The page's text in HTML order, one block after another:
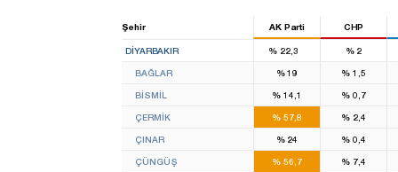
Şehir AK Parti CHP
DIYARBAKIR % 22,3
2
%2
BAĞLAR %19 % 1,5
BİSMİL % 14,1 % 0,7
ÇERMİK % 57,8 % 2,4
ÇINAR %24 % 0,4
ÇÜNGÜŞ % 56,7 % 7,4